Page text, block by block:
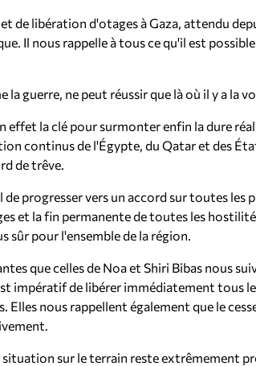
de libération d'otages à Gaza, attendu
Il nous rappelle à tous ce qu'il est
la guerre, ne peut réussir que là où il y a la
effet la clé pour surmonter enfin la dure
continus de l'Égypte, du Qatar et des
de trêve.
progresser vers un accord sur toutes les
et la fin permanente de toutes les
sûr pour l'ensemble de la région.
que celles de Noa et Shiri Bibas nous
impératif de libérer immédiatement tous
Elles nous rappellent également que le
situation sur le terrain reste extrêmement